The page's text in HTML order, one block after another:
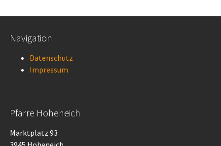
Navigation
Datenschutz
Impressum
Pfarre Hoheneich
Marktplatz 93